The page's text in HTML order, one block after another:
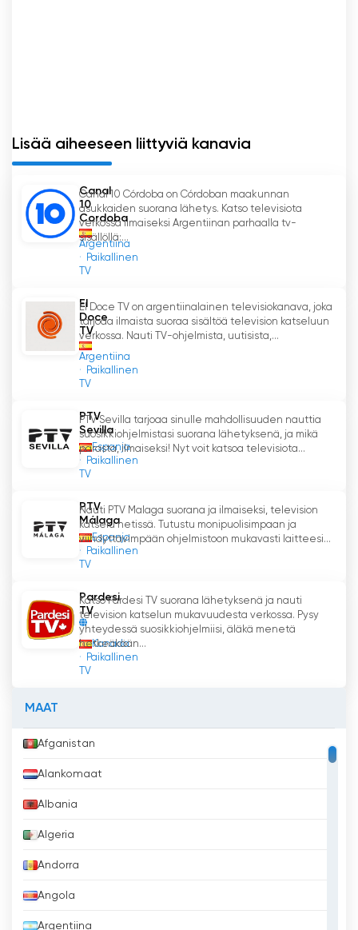
Lisää aiheeseen liittyviä kanavia
Canal
10
Cordoba
Argentiina
Paikallinen
TV
Canal 10 Córdoba on Córdoban maakunnan
asukkaiden suorana lähetys. Katso televisiota
verkossa ilmaiseksi Argentiinan parhaalla tv-
sisällöllä:...
El
Doce
TV
Argentiina
Paikallinen
TV
El Doce TV on argentiinalainen televisiokanava, joka
tarjoaa ilmaista suoraa sisältöä television katseluun
verkossa. Nauti TV-ohjelmista, uutisista,...
PTV
Sevilla
Espanja
Paikallinen
TV
PTV Sevilla tarjoaa sinulle mahdollisuuden nauttia
suosikkiohjelmistasi suorana lähetyksenä, ja mikä
parasta, ilmaiseksi! Nyt voit katsoa televisiota...
PTV
Málaga
Espanja
Paikallinen
TV
Nauti PTV Malaga suorana ja ilmaiseksi, television
katselu netissä. Tutustu monipuolisimpaan ja
viihdyttävimpään ohjelmistoon mukavasti laitteesi...
Pardesi
TV
Kanada
Paikallinen
TV
Katso Pardesi TV suorana lähetyksenä ja nauti
television katselun mukavuudesta verkossa. Pysy
yhteydessä suosikkiohjelmiisi, äläkä menetä
hetkeäkään...
MAAT
Afganistan
Alankomaat
Albania
Algeria
Andorra
Angola
Argentiina